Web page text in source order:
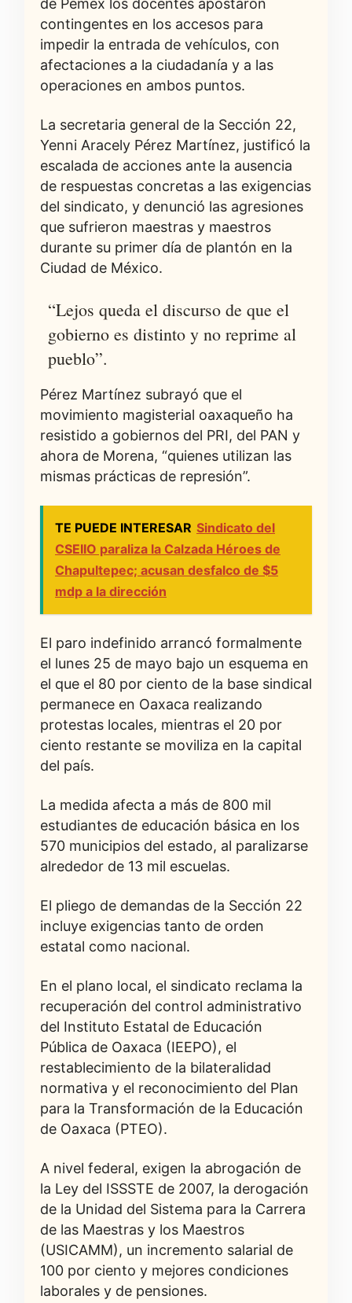
de Pemex los docentes apostaron
contingentes en los accesos para
impedir la entrada de vehículos, con
afectaciones a la ciudadanía y a las
operaciones en ambos puntos.
La secretaria general de la Sección 22,
Yenni Aracely Pérez Martínez, justificó la
escalada de acciones ante la ausencia
de respuestas concretas a las exigencias
del sindicato, y denunció las agresiones
que sufrieron maestras y maestros
durante su primer día de plantón en la
Ciudad de México.
“Lejos queda el discurso de que el
gobierno es distinto y no reprime al
pueblo”.
Pérez Martínez subrayó que el
movimiento magisterial oaxaqueño ha
resistido a gobiernos del PRI, del PAN y
ahora de Morena, “quienes utilizan las
mismas prácticas de represión”.
TE PUEDE INTERESAR Sindicato del
CSEIIO paraliza la Calzada Héroes de
Chapultepec; acusan desfalco de $5
mdp a la dirección
El paro indefinido arrancó formalmente
el lunes 25 de mayo bajo un esquema en
el que el 80 por ciento de la base sindical
permanece en Oaxaca realizando
protestas locales, mientras el 20 por
ciento restante se moviliza en la capital
del país.
La medida afecta a más de 800 mil
estudiantes de educación básica en los
570 municipios del estado, al paralizarse
alrededor de 13 mil escuelas.
El pliego de demandas de la Sección 22
incluye exigencias tanto de orden
estatal como nacional.
En el plano local, el sindicato reclama la
recuperación del control administrativo
del Instituto Estatal de Educación
Pública de Oaxaca (IEEPO), el
restablecimiento de la bilateralidad
normativa y el reconocimiento del Plan
para la Transformación de la Educación
de Oaxaca (PTEO).
A nivel federal, exigen la abrogación de
la Ley del ISSSTE de 2007, la derogación
de la Unidad del Sistema para la Carrera
de las Maestras y los Maestros
(USICAMM), un incremento salarial de
100 por ciento y mejores condiciones
laborales y de pensiones.